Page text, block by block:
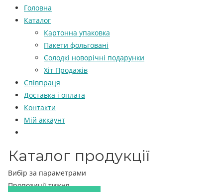
Головна
Каталог
Картонна упаковка
Пакети фольговані
Солодкі новорічні подарунки
Хіт Продажів
Співпраця
Доставка і оплата
Контакти
Мій аккаунт
Каталог продукції
Вибір за параметрами
Пропозиції тижня